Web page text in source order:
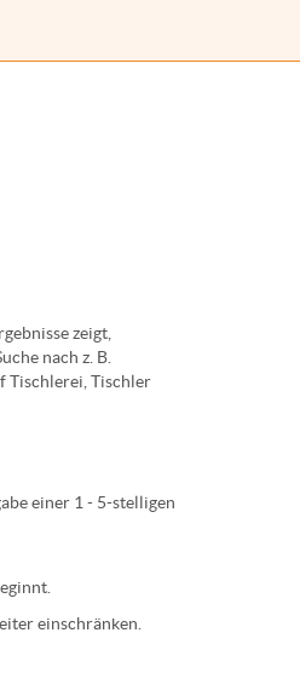
zeigt,
nach z. B.
Tischlerei Tischler
einer 1 - 5-stelligen
einschränken.